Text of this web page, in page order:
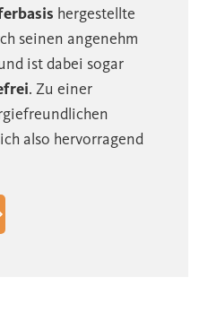
hergestellte
seinen angenehm
ist dabei sogar
. Zu einer
also hervorragend